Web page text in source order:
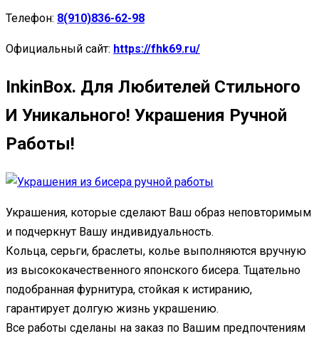
Телефон: 8(910)836-62-98
Официальный сайт: https://fhk69.ru/
InkinBox. Для Любителей Стильного
И Уникального! Украшения Ручной
Работы!
Украшения, которые сделают Ваш образ неповторимым
и подчеркнут Вашу индивидуальность.
Кольца, серьги, браслеты, колье выполняются вручную
из высококачественного японского бисера. Тщательно
подобранная фурнитура, стойкая к истиранию,
гарантирует долгую жизнь украшению.
Все работы сделаны на заказ по Вашим предпочтениям